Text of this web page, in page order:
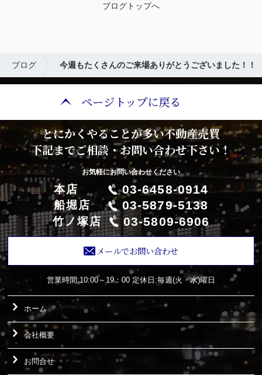
ブログトップへ
ブログ 今週もたくさんのご来場ありがとうございました！！
ページトップに戻る
とにかくやることが多い不動産売買
下記までご相談・お問い合わせ下さい！
お気軽にお問い合わせください
本店 03-6458-0914
船堀店 03-5879-5138
竹ノ塚店 03-5809-6906
メールでお問い合わせ
営業時間:10:00～19：00 定休日:毎週(火・水)曜日
ホーム
会社概要
お問合せ